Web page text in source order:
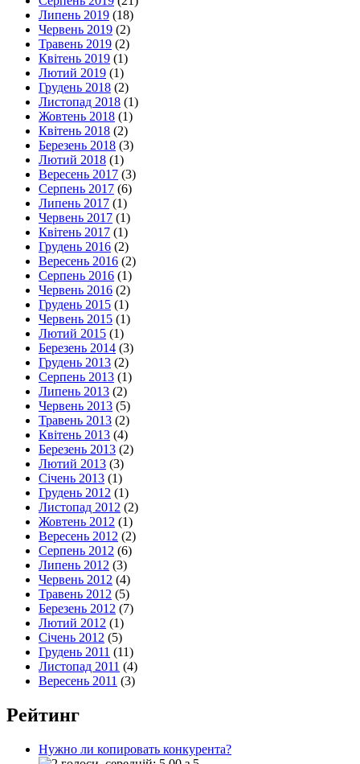
Липень 2019 (18)
Червень 2019 (2)
Травень 2019 (2)
Квітень 2019 (1)
Лютий 2019 (1)
Грудень 2018 (2)
Листопад 2018 (1)
Жовтень 2018 (1)
Квітень 2018 (2)
Березень 2018 (3)
Лютий 2018 (1)
Вересень 2017 (3)
Серпень 2017 (6)
Липень 2017 (1)
Червень 2017 (1)
Квітень 2017 (1)
Грудень 2016 (2)
Вересень 2016 (2)
Серпень 2016 (1)
Червень 2016 (2)
Грудень 2015 (1)
Червень 2015 (1)
Лютий 2015 (1)
Березень 2014 (3)
Грудень 2013 (2)
Серпень 2013 (1)
Липень 2013 (2)
Червень 2013 (5)
Травень 2013 (2)
Квітень 2013 (4)
Березень 2013 (2)
Лютий 2013 (3)
Січень 2013 (1)
Грудень 2012 (1)
Листопад 2012 (2)
Жовтень 2012 (1)
Вересень 2012 (2)
Серпень 2012 (6)
Липень 2012 (3)
Червень 2012 (4)
Травень 2012 (5)
Березень 2012 (7)
Лютий 2012 (1)
Січень 2012 (5)
Грудень 2011 (11)
Листопад 2011 (4)
Вересень 2011 (3)
Рейтинг
Нужно ли копировать конкурента?